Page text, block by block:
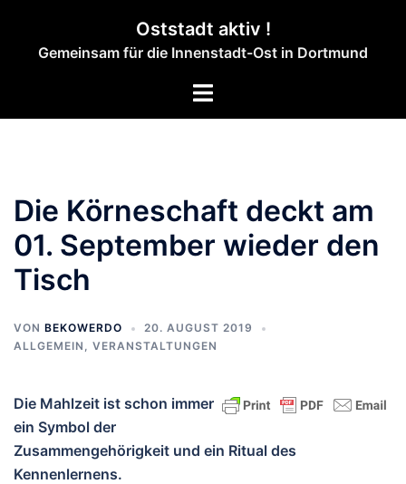
springen
Oststadt aktiv !
Gemeinsam für die Innenstadt-Ost in Dortmund
Menü
Die Körneschaft deckt am
01. September wieder den
Tisch
VON BEKOWERDO
20. AUGUST 2019
ALLGEMEIN , VERANSTALTUNGEN
Die Mahlzeit ist schon immer
ein Symbol der
Zusammengehörigkeit und ein Ritual des
Kennenlernens.